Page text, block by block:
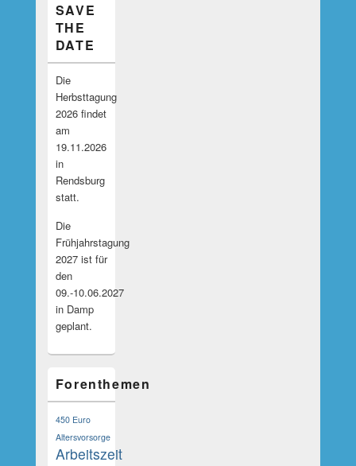
SAVE
THE
DATE
Die
Herbsttagung
2026 findet
am
19.11.2026
in
Rendsburg
statt.
Die
Frühjahrstagung
2027 ist für
den
09.-10.06.2027
in Damp
geplant.
Forenthemen
450 Euro
Altersvorsorge
Arbeitszeit